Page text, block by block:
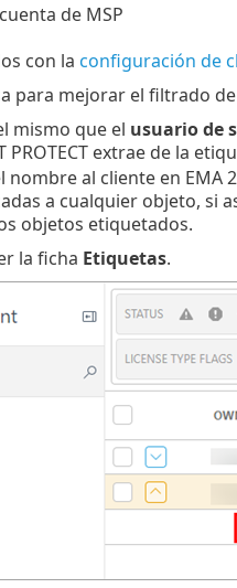
de MSP
con la configuración de
para mejorar el filtrado
mismo que el usuario de
PROTECT extrae de la
al cliente en EMA
a cualquier objeto, si
objetos etiquetados.
la ficha Etiquetas.